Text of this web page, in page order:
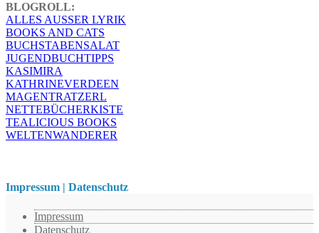
BLOGROLL:
ALLES AUSSER LYRIK
BOOKS AND CATS
BUCHSTABENSALAT
JUGENDBUCHTIPPS
KASIMIRA
KATHRINEVERDEEN
MAGENTRATZERL
NETTEBÜCHERKISTE
TEALICIOUS BOOKS
WELTENWANDERER
Impressum | Datenschutz
Impressum
Datenschutz